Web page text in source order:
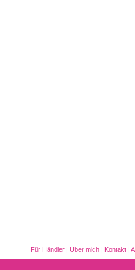
Für Händler | Über mich | Kontakt |